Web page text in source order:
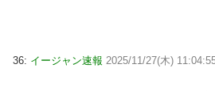
36: イージャン速報 2025/11/27(木)